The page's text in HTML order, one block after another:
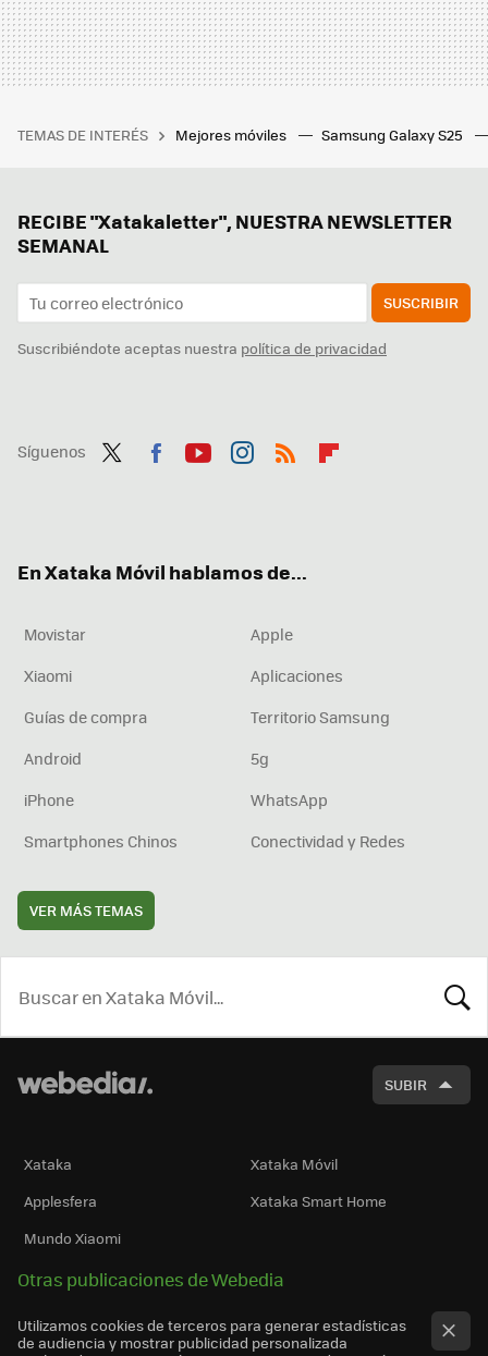
TEMAS DE INTERÉS Mejores móviles Samsung Galaxy S25
RECIBE "Xatakaletter", NUESTRA NEWSLETTER
SEMANAL
SUSCRIBIR
Suscribiéndote aceptas nuestra política de privacidad
Síguenos
En Xataka Móvil hablamos de...
Movistar
Apple
Xiaomi
Aplicaciones
Guías de compra
Territorio Samsung
Android
5g
iPhone
WhatsApp
Smartphones Chinos
Conectividad y Redes
VER MÁS TEMAS
SUBIR
Xataka
Xataka Móvil
Applesfera
Xataka Smart Home
Mundo Xiaomi
Otras publicaciones de Webedia
Utilizamos cookies de terceros para generar estadísticas
de audiencia y mostrar publicidad personalizada